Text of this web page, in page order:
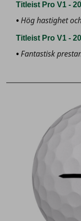
Titleist Pro V1 -
Hög hastighet
Titleist Pro V1 -
Fantastisk